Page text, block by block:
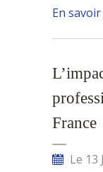
En
France
Le 13